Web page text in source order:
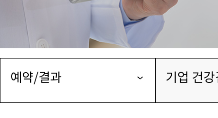
예약/결과 기업 건